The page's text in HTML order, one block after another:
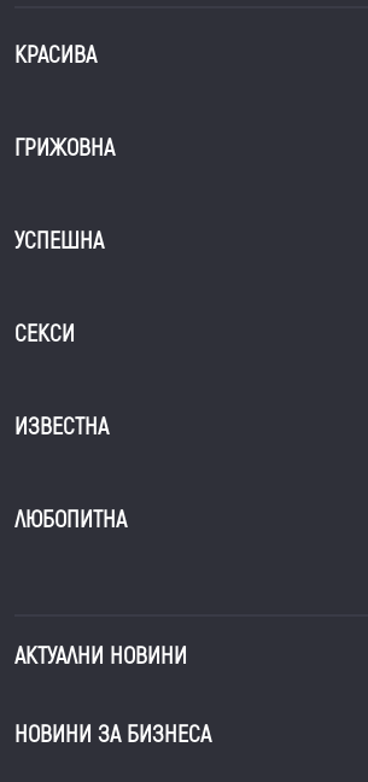
КРАСИВА
ГРИЖОВНА
УСПЕШНА
СЕКСИ
ИЗВЕСТНА
ЛЮБОПИТНА
АКТУАЛНИ НОВИНИ
НОВИНИ ЗА БИЗНЕСА